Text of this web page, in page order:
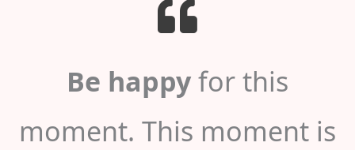
Be happyfor this
moment. This moment is